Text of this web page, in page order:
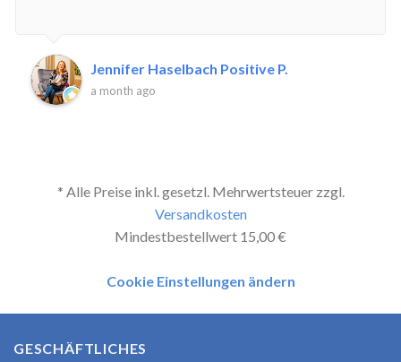
Jennifer Haselbach Positive P.
a month ago
* Alle Preise inkl. gesetzl. Mehrwertsteuer zzgl.
Versandkosten
Mindestbestellwert 15,00 €
Cookie Einstellungen ändern
GESCHÄFTLICHES